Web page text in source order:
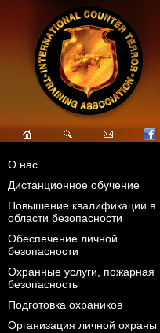
О нас
Дистанционное обучение
Повышение квалификации в
области безопасности
Обеспечение личной
безопасности
Охранные услуги, пожарная
безопасность
Подготовка охраников
Организация личной охраны